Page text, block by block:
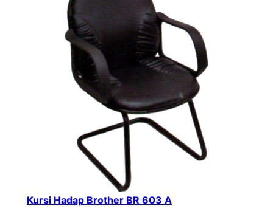
Kursi Hadap Brother BR 603 A